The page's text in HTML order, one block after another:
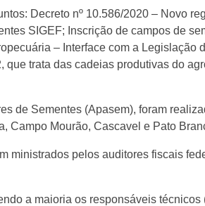
Decreto nº 10.586/2020 – Novo
SIGEF; Inscrição de campos de
– Interface com a
que trata das cadeias produtivas do
de Sementes (Apasem), foram
Campo Mourão, Cascavel e Pato
ministrados pelos auditores fiscais
a maioria os responsáveis